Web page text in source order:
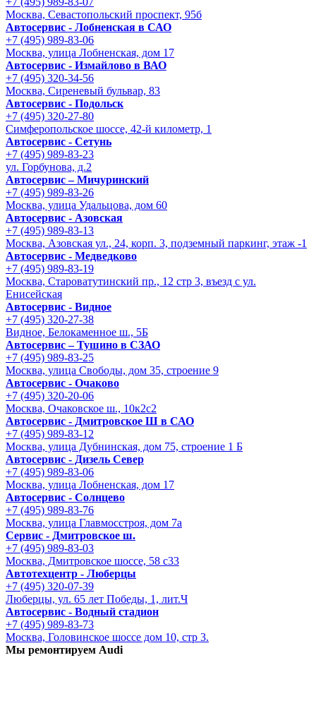
Москва, Севастопольский проспект, 95б
Автосервис - Лобненская в САО
+7 (495) 989-83-06
Москва, улица Лобненская, дом 17
Автосервис - Измайлово в ВАО
+7 (495) 320-34-56
Москва, Сиреневый бульвар, 83
Автосервис - Подольск
+7 (495) 320-27-80
Симферопольское шоссе, 42-й километр, 1
Автосервис - Сетунь
+7 (495) 989-83-23
ул. Горбунова, д.2
Автосервис – Мичуринский
+7 (495) 989-83-26
Москва, улица Удальцова, дом 60
Автосервис - Азовская
+7 (495) 989-83-13
Москва, Азовская ул., 24, корп. 3, подземный паркинг, этаж -1
Автосервис - Медведково
+7 (495) 989-83-19
Москва, Староватутинский пр., 12 стр 3, въезд с ул.
Енисейская
Автосервис - Видное
+7 (495) 320-27-38
Видное, Белокаменное ш., 5Б
Автосервис – Тушино в СЗАО
+7 (495) 989-83-25
Москва, улица Свободы, дом 35, строение 9
Автосервис - Очаково
+7 (495) 320-20-06
Москва, Очаковское ш., 10к2с2
Автосервис - Дмитровское Ш в САО
+7 (495) 989-83-12
Москва, улица Дубнинская, дом 75, строение 1 Б
Автосервис - Дизель Север
+7 (495) 989-83-06
Москва, улица Лобненская, дом 17
Автосервис - Солнцево
+7 (495) 989-83-76
Москва, улица Главмосстроя, дом 7а
Сервис - Дмитровское ш.
+7 (495) 989-83-03
Москва, Дмитровское шоссе, 58 с33
Автотехцентр - Люберцы
+7 (495) 320-07-39
Люберцы, ул. 65 лет Победы, 1, лит.Ч
Автосервис - Водный стадион
+7 (495) 989-83-73
Москва, Головинское шоссе дом 10, стр 3.
Мы ремонтируем Audi